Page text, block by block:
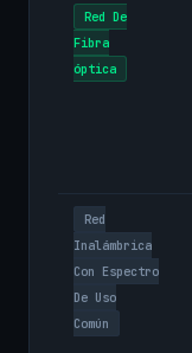
Red De
Fibra
óptica
Red
Inalámbrica
Con Espectro
De Uso
Común